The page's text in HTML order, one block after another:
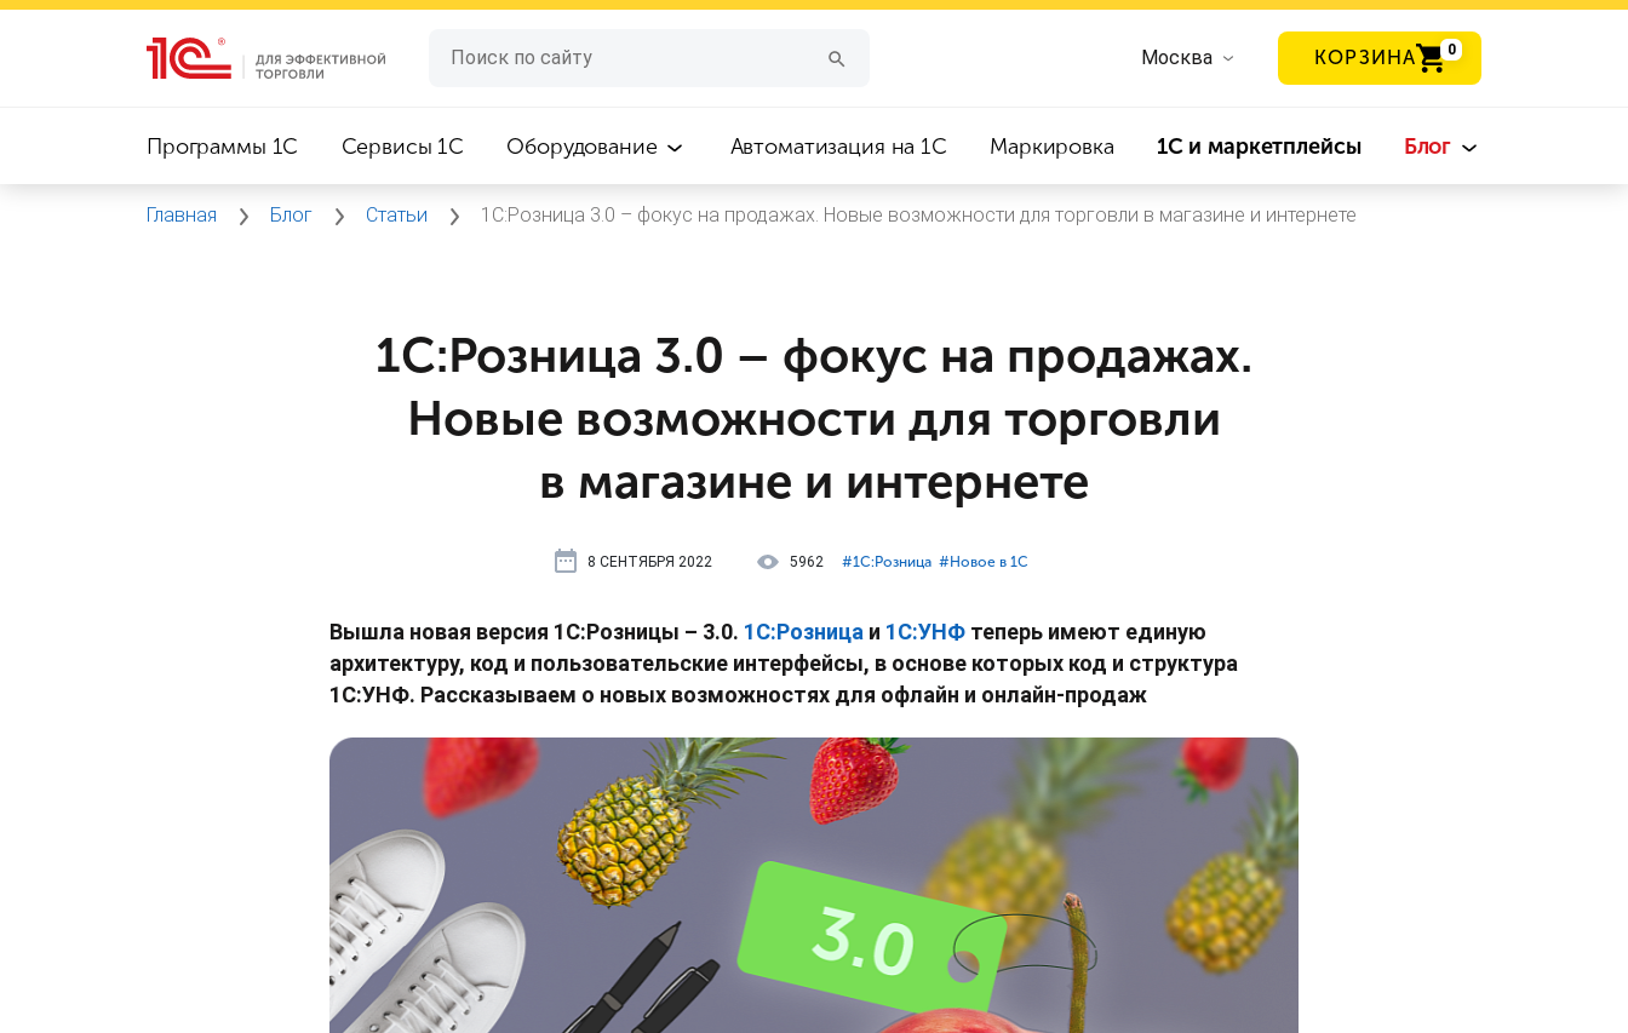
Москва КОРЗИНА 0
Программы 1C Сервисы 1C Оборудование Автоматизация на 1С Маркировка 1С и маркетплейсы Блог
Главная Блог Статьи 1С:Розница 3.0 – фокус на продажах. Новые возможности для торговли в магазине и интернете
1С:Розница 3.0 – фокус на продажах.
Новые возможности для торговли
в магазине и интернете
8 СЕНТЯБРЯ 2022 5962 #⁣1С:Розница #⁣Новое в 1С
Вышла новая версия 1С:Розницы – 3.0. 1С:Розница и 1С:УНФ теперь имеют единую
архитектуру, код и пользовательские интерфейсы, в основе которых код и структура
1С:УНФ. Рассказываем о новых возможностях для офлайн и онлайн-продаж